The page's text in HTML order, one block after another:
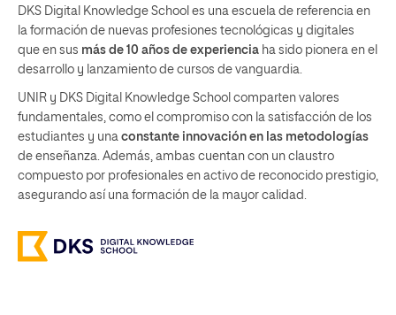
DKS Digital Knowledge School es una escuela de referencia en
la formación de nuevas profesiones tecnológicas y digitales
que en sus más de 10 años de experiencia ha sido pionera en el
desarrollo y lanzamiento de cursos de vanguardia.
UNIR y DKS Digital Knowledge School comparten valores
fundamentales, como el compromiso con la satisfacción de los
estudiantes y una constante innovación en las metodologías
de enseñanza. Además, ambas cuentan con un claustro
compuesto por profesionales en activo de reconocido prestigio,
asegurando así una formación de la mayor calidad.